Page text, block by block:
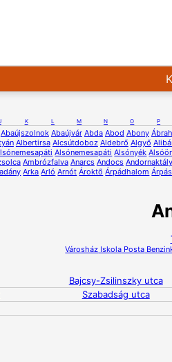
K L M N O P
Abaújszolnok Abaújvár Abda Abod Abony
Albertirsa Alcsútdoboz Aldebrő Algyő
Alsónemesapáti Alsónyék
Ambrózfalva Anarcs Andocs
Arka Arló Arnót Ároktő Árpádhalom Árpás
Városház Iskola Posta
Bajcsy-Zsilinszky utca
Szabadság utca